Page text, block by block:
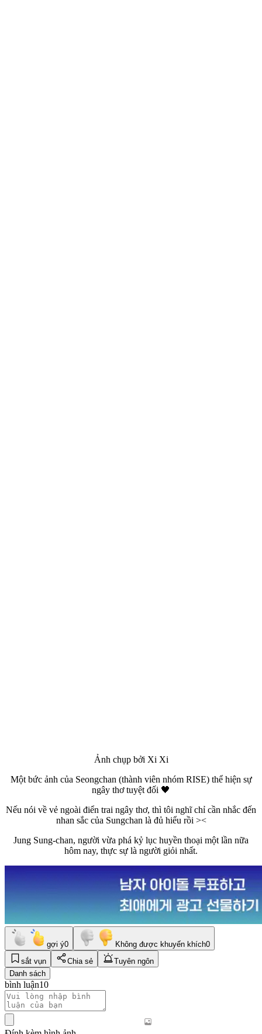
Ảnh chụp bởi Xi Xi
Một bức ảnh của Seongchan (thành viên nhóm RISE) thể hiện sự
ngây thơ tuyệt đối 🖤
Nếu nói về vẻ ngoài điển trai ngây thơ, thì tôi nghĩ chỉ cần nhắc đến
nhan sắc của Sungchan là đủ hiểu rồi ><
Jung Sung-chan, người vừa phá kỷ lục huyền thoại một lần nữa
hôm nay, thực sự là người giỏi nhất.
gợi ý0 Không được khuyến khích0
sắt vụn
Chia sẻ
Tuyên ngôn
Danh sách
bình luận10